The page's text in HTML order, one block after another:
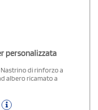
personalizzata
di rinforzo a
albero ricamato a